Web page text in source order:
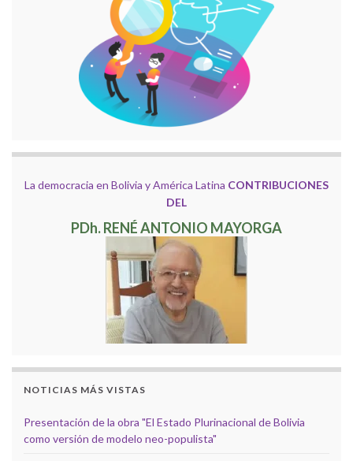
La democracia en Bolivia y América Latina CONTRIBUCIONES
DEL
PDh. RENÉ ANTONIO MAYORGA
NOTICIAS MÁS VISTAS
Presentación de la obra "El Estado Plurinacional de Bolivia
como versión de modelo neo-populista"